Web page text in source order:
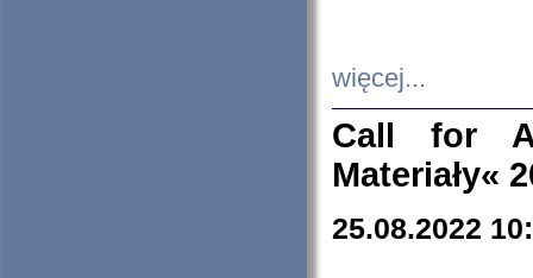
więcej...
Call for
Materiały«
25.08.2022